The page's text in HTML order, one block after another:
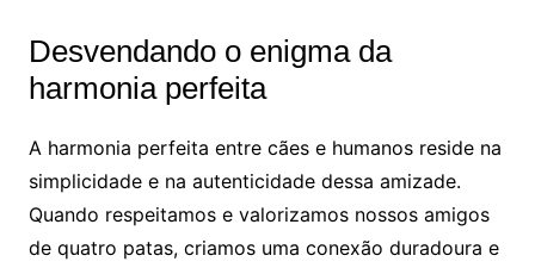
Desvendando o enigma da
harmonia perfeita
A harmonia perfeita entre cães e humanos reside na
simplicidade e na autenticidade dessa amizade.
Quando respeitamos e valorizamos nossos amigos
de quatro patas, criamos uma conexão duradoura e